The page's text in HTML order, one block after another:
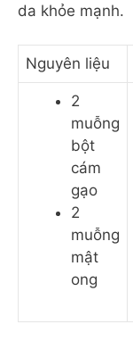
da khỏe mạnh.
Nguyên liệu
2
muỗng
bột
cám
gạo
2
muỗng
mật
ong